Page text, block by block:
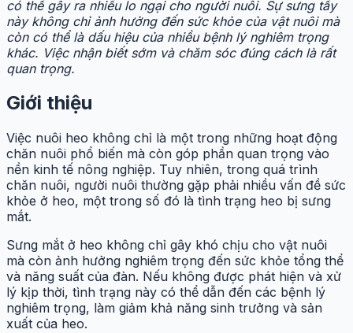
có thể gây ra nhiều lo ngại cho người nuôi. Sự sưng tấy
này không chỉ ảnh hưởng đến sức khỏe của vật nuôi mà
còn có thể là dấu hiệu của nhiều bệnh lý nghiêm trọng
khác. Việc nhận biết sớm và chăm sóc đúng cách là rất
quan trọng.
Giới thiệu
Việc nuôi heo không chỉ là một trong những hoạt động
chăn nuôi phổ biến mà còn góp phần quan trọng vào
nền kinh tế nông nghiệp. Tuy nhiên, trong quá trình
chăn nuôi, người nuôi thường gặp phải nhiều vấn đề sức
khỏe ở heo, một trong số đó là tình trạng heo bị sưng
mắt.
Sưng mắt ở heo không chỉ gây khó chịu cho vật nuôi
mà còn ảnh hưởng nghiêm trọng đến sức khỏe tổng thể
và năng suất của đàn. Nếu không được phát hiện và xử
lý kịp thời, tình trạng này có thể dẫn đến các bệnh lý
nghiêm trọng, làm giảm khả năng sinh trưởng và sản
xuất của heo.